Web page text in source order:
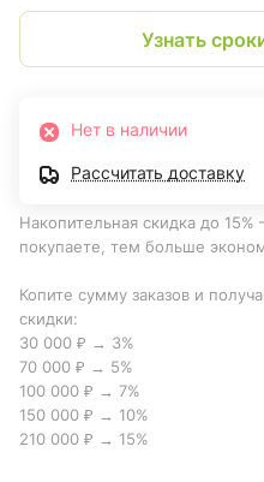
Узнать
Нет в наличии
Рассчитать доставку
Накопительная скидка до
покупаете, тем больше
Копите сумму заказов и
скидки:
30 000 ₽ → 3%
70 000 ₽ → 5%
100 000 ₽ → 7%
150 000 ₽ → 10%
210 000 ₽ → 15%